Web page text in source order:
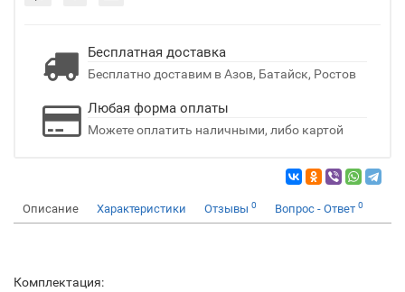
Бесплатная доставка
Бесплатно доставим в Азов, Батайск, Ростов
Любая форма оплаты
Можете оплатить наличными, либо картой
Описание Характеристики Отзывы 0 Вопрос - Ответ 0
Комплектация: